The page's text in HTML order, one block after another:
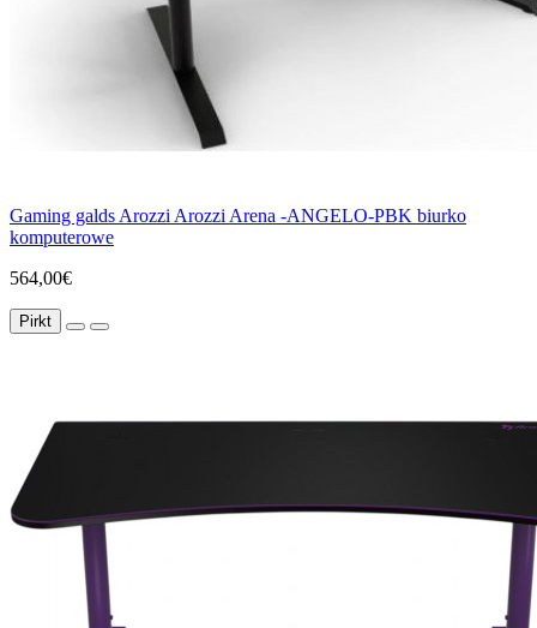
Gaming galds Arozzi Arozzi Arena -ANGELO-PBK biurko
komputerowe
564,00€
Pirkt